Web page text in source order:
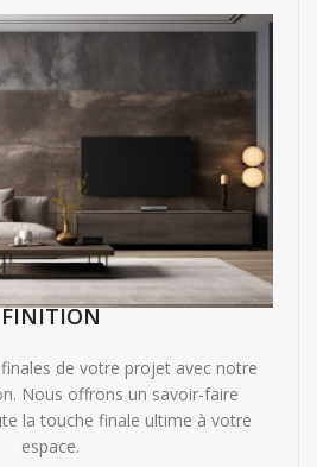
FINITION
de votre projet avec notre
Nous offrons un savoir-faire
la touche finale ultime à votre
espace.